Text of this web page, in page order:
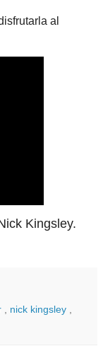
al
Kingsley.
nick kingsley